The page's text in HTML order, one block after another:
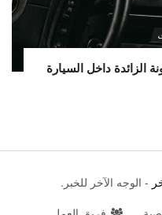
الزائدة داخل السيارة
- الوجه الآخر للخبر.